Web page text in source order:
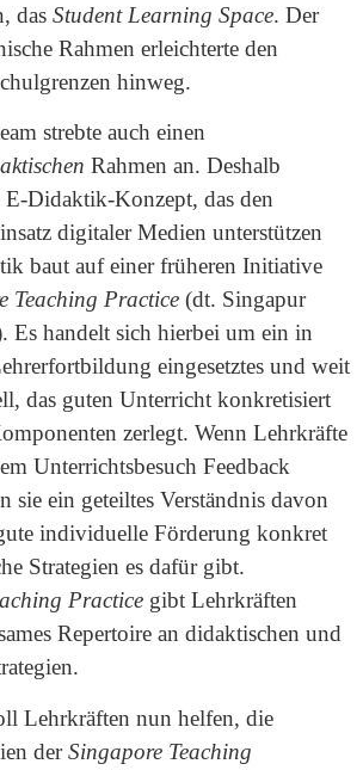
das Student Learning Space. Der
Rahmen erleichterte den
hinweg.
strebte auch einen
Rahmen an. Deshalb
E-Didaktik-Konzept, das den
digitaler Medien unterstützen
baut auf einer früheren Initiative
Teaching Practice (dt. Singapur
Es handelt sich hierbei um ein in
eingesetztes und weit
das guten Unterricht konkretisiert
zerlegt. Wenn Lehrkräfte
Unterrichtsbesuch Feedback
sie ein geteiltes Verständnis davon
individuelle Förderung konkret
Strategien es dafür gibt.
Practice gibt Lehrkräften
Repertoire an didaktischen und
Lehrkräften nun helfen, die
derSingapore Teaching